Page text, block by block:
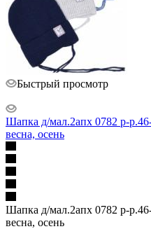
Быстрый просмотр
Шапка д/мал.2апх 0782 р-
весна, осень
Шапка д/мал.2апх 0782 р-
весна, осень